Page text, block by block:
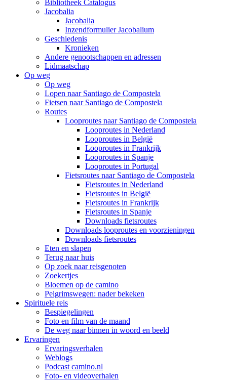
Bibliotheek Catalogus
Jacobalia
Jacobalia
Inzendformulier Jacobalium
Geschiedenis
Kronieken
Andere genootschappen en adressen
Lidmaatschap
Op weg
Op weg
Lopen naar Santiago de Compostela
Fietsen naar Santiago de Compostela
Routes
Looproutes naar Santiago de Compostela
Looproutes in Nederland
Looproutes in België
Looproutes in Frankrijk
Looproutes in Spanje
Looproutes in Portugal
Fietsroutes naar Santiago de Compostela
Fietsroutes in Nederland
Fietsroutes in België
Fietsroutes in Frankrijk
Fietsroutes in Spanje
Downloads fietsroutes
Downloads looproutes en voorzieningen
Downloads fietsroutes
Eten en slapen
Terug naar huis
Op zoek naar reisgenoten
Zoekertjes
Bloemen op de camino
Pelgrimswegen: nader bekeken
Spirituele reis
Bespiegelingen
Foto en film van de maand
De weg naar binnen in woord en beeld
Ervaringen
Ervaringsverhalen
Weblogs
Podcast camino.nl
Foto- en videoverhalen